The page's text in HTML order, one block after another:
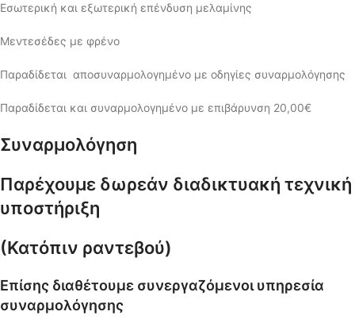
Εσωτερική και εξωτερική επένδυση μελαμίνης
Μεντεσέδες με φρένο
Παραδίδεται αποσυναρμολογημένο με οδηγίες συναρμολόγησης
Παραδίδεται και συναρμολογημένο με επιβάρυνση 20,00€
Συναρμολόγηση
Παρέχουμε δωρεάν διαδικτυακή τεχνική
υποστήριξη
(Κατόπιν ραντεβού)
Επίσης διαθέτουμε συνεργαζόμενοι υπηρεσία
συναρμολόγησης